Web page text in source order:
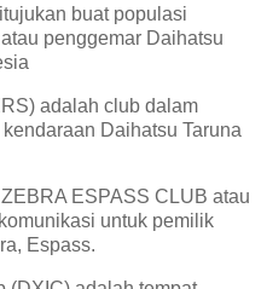
buat populasi
penggemar Daihatsu
adalah club dalam
Daihatsu Taruna
ESPASS CLUB atau
untuk pemilik
Espass.